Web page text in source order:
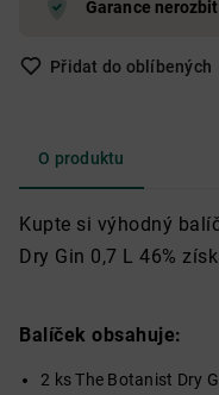
Garance
Přidat do oblíbených
O produktu
Kupte si výhodný
Dry Gin 0,7 L 46%
Balíček obsahuje:
2 ks The Botanist Dry